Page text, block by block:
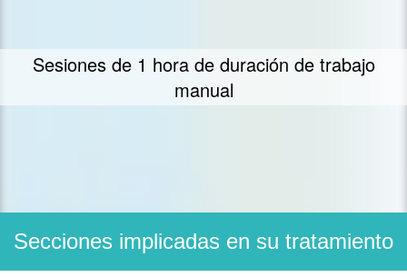
Sesiones de 1 hora de duración de trabajo
manual
Secciones implicadas en su tratamiento